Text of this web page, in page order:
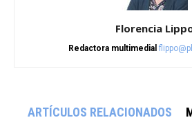
Florencia
Redactora multimedial
ARTÍCULOS RELACIONADOS